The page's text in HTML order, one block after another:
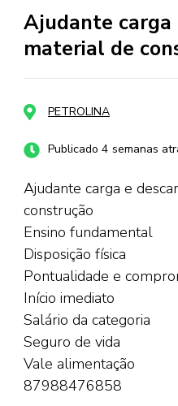
Ajudante carga
material de
PETROLINA
Publicado 4 semanas
Ajudante carga e
construção
Ensino fundamental
Disposição física
Pontualidade e
Início imediato
Salário da categoria
Seguro de vida
Vale alimentação
87988476858